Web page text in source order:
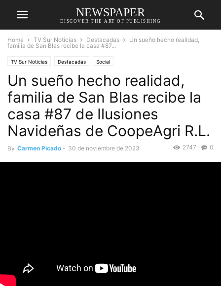
NEWSPAPER
DISCOVER THE ART OF PUBLISHING
Home TV Sur Noticias Destacadas
Un sueño hecho realidad,
familia de San Blas recibe la casa #87...
TV Sur Noticias Destacadas Social
Un sueño hecho realidad,
familia de San Blas recibe la
casa #87 de Ilusiones
Navideñas de CoopeAgri R.L.
By Carmen Picado - 30 de noviembre de 2023 0
2747